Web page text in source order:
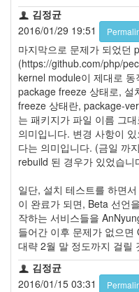
김정균
2016/01/29 19:51
마지막으로 문제가 되었던
(https://github.com/php/
kernel module이 제대로
package freeze 상태로, 설
freeze 상태란, package-
는 패키지가 파일 이름 그
의미입니다. 변경 사항이
다는 의미입니다. (금일 까
rebuild 된 경우가 있었습니
일단, 설치 테스트를 하면
이 완료가 되면, Beta 선언
작하는 서비스들을
들어간 이후 문제가 없으
대략 2월 말 정도까지 걸릴
김정균
2016/01/15 03:31
김
균
Daweikala
AA
1.5V
Li-
ion
1280...
1
김
정
균
BASMAN
BLB-
AA1650